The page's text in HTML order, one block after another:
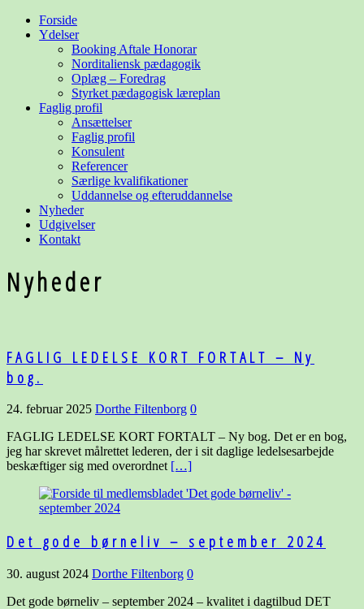
Forside
Ydelser
Booking Aftale Honorar
Norditaliensk pædagogik
Oplæg – Foredrag
Styrket pædagogisk læreplan
Faglig profil
Ansættelser
Faglig profil
Konsulent
Referencer
Særlige kvalifikationer
Uddannelse og efteruddannelse
Nyheder
Udgivelser
Kontakt
Nyheder
FAGLIG LEDELSE KORT FORTALT – Ny
bog.
24. februar 2025 Dorthe Filtenborg 0
FAGLIG LEDELSE KORT FORTALT – Ny bog. Det er en bog,
jeg har skrevet målrettet lederen, der i sit daglige ledelsesarbejde
beskæftiger sig med overordnet […]
Det gode børneliv – september 2024
30. august 2024 Dorthe Filtenborg 0
Det gode børneliv – september 2024 – kvalitet i dagtilbud DET